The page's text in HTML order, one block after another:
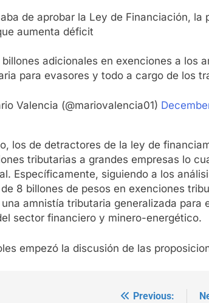
de aprobar la Ley de Financiación,
aumenta déficit
billones adicionales en exenciones a los
para evasores y todo a cargo de los
Valencia (@mariovalencia01)
los de detractores de la ley de
tributarias a grandes empresas lo
Específicamente, siguiendo a los
8 billones de pesos en exenciones
amnistía tributaria generalizada
sector financiero y minero-energético.
empezó la discusión de las
Previous: